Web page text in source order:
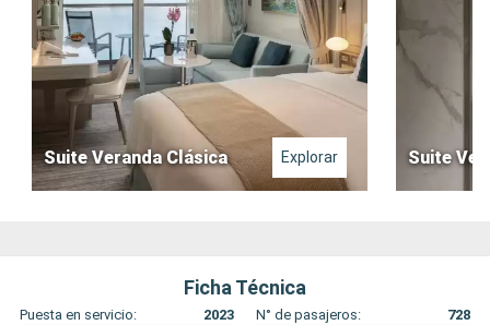
Suite Veranda Clásica Explorar Suite
Ficha Técnica
Puesta en servicio: 2023 N° de pasajeros:
728